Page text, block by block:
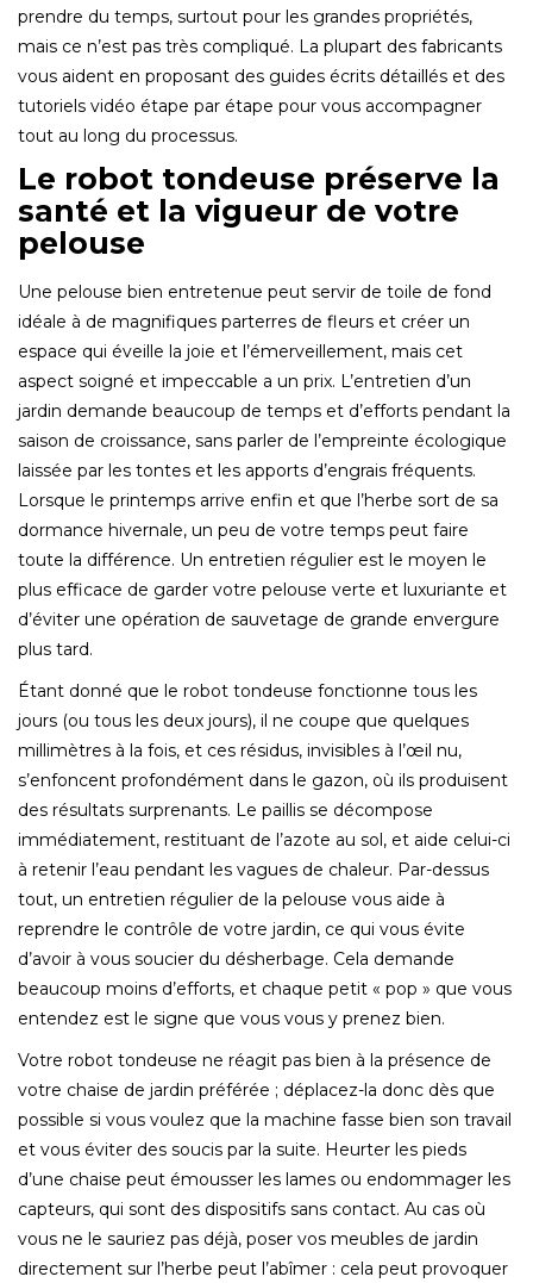
prendre du temps, surtout pour les grandes propriétés,
mais ce n’est pas très compliqué. La plupart des fabricants
vous aident en proposant des guides écrits détaillés et des
tutoriels vidéo étape par étape pour vous accompagner
tout au long du processus.
Le robot tondeuse préserve la
santé et la vigueur de votre
pelouse
Une pelouse bien entretenue peut servir de toile de fond
idéale à de magnifiques parterres de fleurs et créer un
espace qui éveille la joie et l’émerveillement, mais cet
aspect soigné et impeccable a un prix. L’entretien d’un
jardin demande beaucoup de temps et d’efforts pendant la
saison de croissance, sans parler de l’empreinte écologique
laissée par les tontes et les apports d’engrais fréquents.
Lorsque le printemps arrive enfin et que l’herbe sort de sa
dormance hivernale, un peu de votre temps peut faire
toute la différence. Un entretien régulier est le moyen le
plus efficace de garder votre pelouse verte et luxuriante et
d’éviter une opération de sauvetage de grande envergure
plus tard.
Étant donné que le robot tondeuse fonctionne tous les
jours (ou tous les deux jours), il ne coupe que quelques
millimètres à la fois, et ces résidus, invisibles à l’œil nu,
s’enfoncent profondément dans le gazon, où ils produisent
des résultats surprenants. Le paillis se décompose
immédiatement, restituant de l’azote au sol, et aide celui-ci
à retenir l’eau pendant les vagues de chaleur. Par-dessus
tout, un entretien régulier de la pelouse vous aide à
reprendre le contrôle de votre jardin, ce qui vous évite
d’avoir à vous soucier du désherbage. Cela demande
beaucoup moins d’efforts, et chaque petit « pop » que vous
entendez est le signe que vous vous y prenez bien.
Votre robot tondeuse ne réagit pas bien à la présence de
votre chaise de jardin préférée ; déplacez-la donc dès que
possible si vous voulez que la machine fasse bien son travail
et vous éviter des soucis par la suite. Heurter les pieds
d’une chaise peut émousser les lames ou endommager les
capteurs, qui sont des dispositifs sans contact. Au cas où
vous ne le sauriez pas déjà, poser vos meubles de jardin
directement sur l’herbe peut l’abîmer : cela peut provoquer